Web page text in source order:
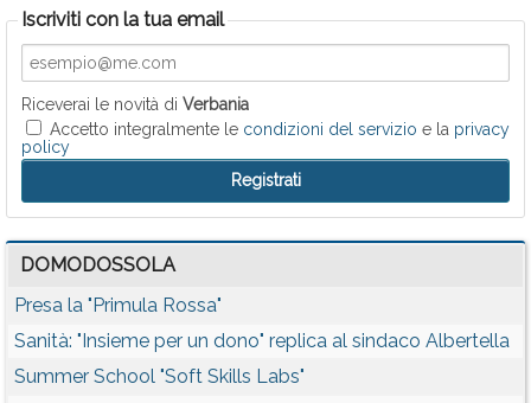
Iscriviti con la tua email
Riceverai le novità di Verbania
Accetto integralmente le condizioni del servizio e la privacy
policy
DOMODOSSOLA
Presa la "Primula Rossa"
Sanità: "Insieme per un dono" replica al sindaco Albertella
Summer School "Soft Skills Labs"